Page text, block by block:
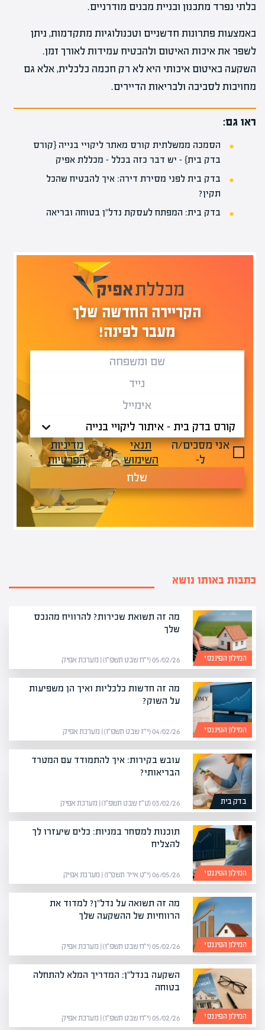
בלתי נפרד מתכנון ובניית מבנים מודרניים.
באמצעות פתרונות חדשניים וטכנולוגיות מתקדמות, ניתן
לשפר את איכות האיטום ולהבטיח עמידות לאורך זמן.
השקעה באיטום איכותי היא לא רק חכמה כלכלית, אלא גם
מחויבות לסביבה ולבריאות הדיירים.
ראו גם:
הסמכה ממשלתית קורס מאתר ליקויי בנייה {קורס
בדק בית} – יש דבר כזה בכלל – מכללת אפיק
בדק בית לפני מסירת דירה: איך להבטיח שהכל
תקין?
בדק בית: המפתח לעסקת נדל"ן בטוחה ובריאה
הקריירה החדשה שלך
מעבר לפינה!
אני מסכים/ה
ל-
תנאי
השימוש
ול-
מדיניות
הפרטיות
.
שלח
כתבות באותו נושא
המילון הפיננסי
מה זה תשואת שכירות? להרוויח מהנכס
שלך
05/02/26 (י״ח שבט תשפ״ו) | מערכת אפיק
המילון הפיננסי
מה זה חדשות כלכליות ואיך הן משפיעות
על השוק?
04/02/26 (י״ז שבט תשפ״ו) | מערכת אפיק
בדק בית
עובש בקירות: איך להתמודד עם המטרד
הבריאותי?
03/02/26 (ט״ז שבט תשפ״ו) | מערכת אפיק
המילון הפיננסי
תוכנות למסחר במניות: כלים שיעזרו לך
להצליח
06/05/26 (י״ט אייר תשפ״ו) | מערכת אפיק
המילון הפיננסי
מה זה תשואה על נדל"ן? למדוד את
הרווחיות של ההשקעה שלך
05/02/26 (י״ח שבט תשפ״ו) | מערכת אפיק
המילון הפיננסי
השקעה בנדל"ן: המדריך המלא להתחלה
בטוחה
05/02/26 (י״ח שבט תשפ״ו) | מערכת אפיק